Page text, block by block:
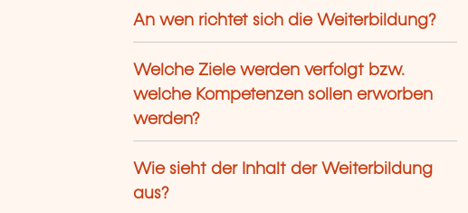
An wen richtet sich die Weiterbildung?
Welche Ziele werden verfolgt bzw.
welche Kompetenzen sollen erworben
werden?
Wie sieht der Inhalt der Weiterbildung
aus?